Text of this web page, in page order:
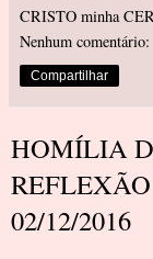
CRISTO minha
Nenhum comentário:
Compartilhar
HOMÍLIA
02/12/2016